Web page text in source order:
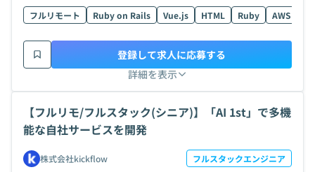
フルリモート Ruby on Rails Vue.js HTML Ruby AWS
詳細を表示
登録して求人に応募する
【フルリモ/フルスタック(シニア)】「AI 1st」で多機
能な自社サービスを開発
株式会社kickflow フルスタックエンジニア